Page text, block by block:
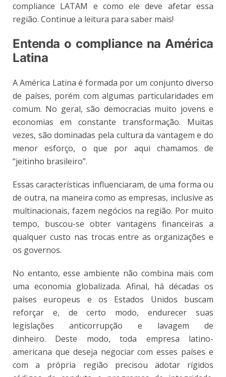
compliance LATAM e como ele deve afetar essa
região. Continue a leitura para saber mais!
Entenda o compliance na América
Latina
A América Latina é formada por um conjunto diverso
de países, porém com algumas particularidades em
comum. No geral, são democracias muito jovens e
economias em constante transformação. Muitas
vezes, são dominadas pela cultura da vantagem e do
menor esforço, o que por aqui chamamos de
“jeitinho brasileiro”.
Essas características influenciaram, de uma forma ou
de outra, na maneira como as empresas, inclusive as
multinacionais, fazem negócios na região. Por muito
tempo, buscou-se obter vantagens financeiras a
qualquer custo nas trocas entre as organizações e
os governos.
No entanto, esse ambiente não combina mais com
uma economia globalizada. Afinal, há décadas os
países europeus e os Estados Unidos buscam
reforçar e, de certo modo, endurecer suas
legislações anticorrupção e lavagem de
dinheiro. Deste modo, toda empresa latino-
americana que deseja negociar com esses países e
com a própria região precisou adotar rígidos